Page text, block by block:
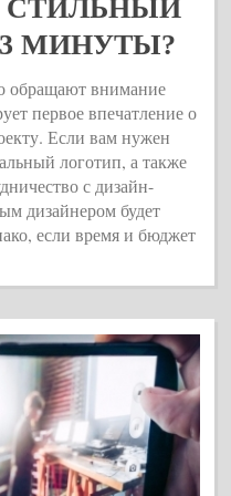
СТИЛЬНЫЙ
МИНУТЫ?
обращают внимание
первое впечатление о
Если вам нужен
логотип, а также
с дизайн-
дизайнером будет
если время и бюджет